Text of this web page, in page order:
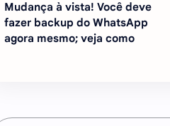
Mudança à vista! Você deve
fazer backup do WhatsApp
agora mesmo; veja como